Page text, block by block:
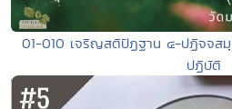
01-010 เจริญสติปัฏฐาน ๔-ปฏิจจส
ปฏิบัติ